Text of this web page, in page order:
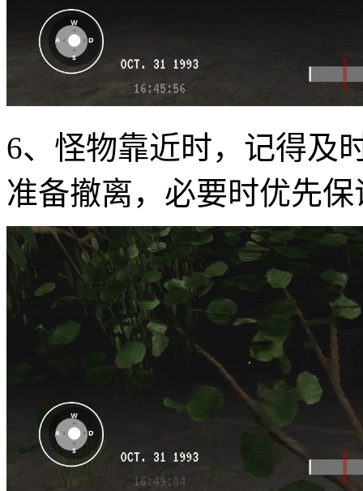
6、怪物靠近时，记得及
准备撤离，必要时优先